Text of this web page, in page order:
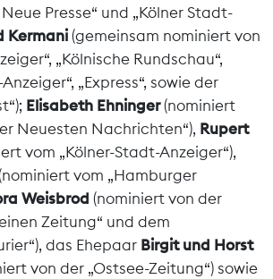
Presse“ und „Kölner Stadt-
Kermani(gemeinsam nominiert von
„Kölnische Rundschau“,
„Express“, sowie der
Elisabeth Ehninger(nominiert
Neuesten Nachrichten“), Rupert
vom „Kölner-Stadt-Anzeiger“),
vom „Hamburger
Weisbrod (nominiert von der
Zeitung“ und dem
das Ehepaar Birgit und Horst
von der „Ostsee-Zeitung“) sowie